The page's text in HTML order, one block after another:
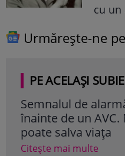
cu un
Urmărește-ne pe
PE ACELAȘI
Semnalul de
înainte de un
poate salva viața
Citește mai multe